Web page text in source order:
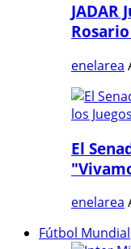
JADAR
enelarea
El
enelarea
Fútbol Mundial